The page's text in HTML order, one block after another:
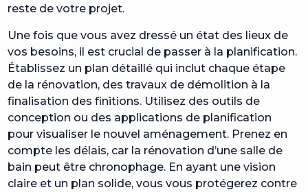
reste de votre projet.
Une fois que vous avez dressé un état des lieux de
vos besoins, il est crucial de passer à la planification.
Établissez un plan détaillé qui inclut chaque étape
de la rénovation, des travaux de démolition à la
finalisation des finitions. Utilisez des outils de
conception ou des applications de planification
pour visualiser le nouvel aménagement. Prenez en
compte les délais, car la rénovation d’une salle de
bain peut être chronophage. En ayant une vision
claire et un plan solide, vous vous protégerez contre